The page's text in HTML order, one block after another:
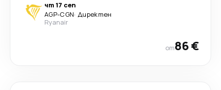
чт 17 сеп
AGP-CGN· Директен
Ryanair
от86 €